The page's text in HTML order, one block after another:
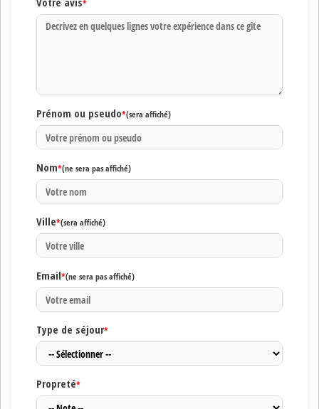
*
Prénom ou pseudo*(sera affiché)
Nom*(ne sera pas affiché)
Ville*(sera affiché)
Email*(ne sera pas affiché)
Type de séjour*
Propreté*